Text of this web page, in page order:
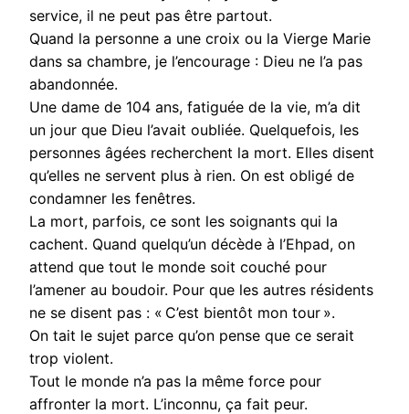
service, il ne peut pas être partout.
Quand la personne a une croix ou la Vierge Marie
dans sa chambre, je l’encourage : Dieu ne l’a pas
abandonnée.
Une dame de 104 ans, fatiguée de la vie, m’a dit
un jour que Dieu l’avait oubliée. Quelquefois, les
personnes âgées recherchent la mort. Elles disent
qu’elles ne servent plus à rien. On est obligé de
condamner les fenêtres.
La mort, parfois, ce sont les soignants qui la
cachent. Quand quelqu’un décède à l’Ehpad, on
attend que tout le monde soit couché pour
l’amener au boudoir. Pour que les autres résidents
ne se disent pas : « C’est bientôt mon tour ».
On tait le sujet parce qu’on pense que ce serait
trop violent.
Tout le monde n’a pas la même force pour
affronter la mort. L’inconnu, ça fait peur.